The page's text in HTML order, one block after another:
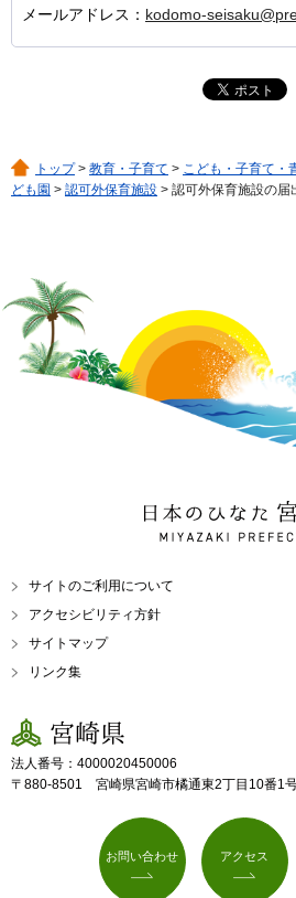
メールアドレス： kodomo-
トップ> 教育・子育て > こども・子育て・
ども園 > 認可外保育施設 > 認可外保育施設の届
日本のひなた 宮崎県
MIYAZAKI
サイトのご利用について
アクセシビリティ方針
サイトマップ
リンク集
宮崎県
法人番号：4000020450006
〒880-8501 宮崎県宮崎市橘通東2丁目10番1
お問い合わせ アクセス